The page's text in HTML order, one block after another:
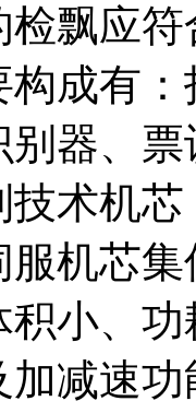
检飘应
构成有
别器、
术机
机芯
小、
减速